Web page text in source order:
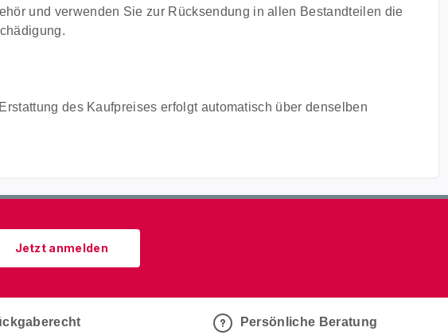
und verwenden Sie zur Rücksendung in allen Bestandteilen die
des Kaufpreises erfolgt automatisch über denselben
Jetzt anmelden
Persönliche Beratung